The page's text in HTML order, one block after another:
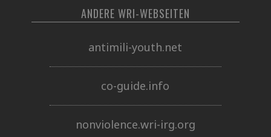
ANDERE WRI-WEBSEITEN
antimili-youth.net
co-guide.info
nonviolence.wri-irg.org